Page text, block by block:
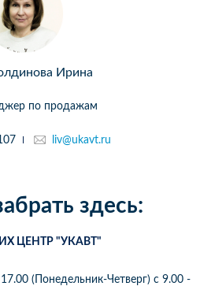
Ирина
по продажам
liv@ukavt.ru
здесь:
ЦЕНТР "УКАВТ"
(Понедельник-Четверг) c 9.00 -